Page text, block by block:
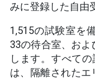
みに登録した自由
1,515の試験室を
33の待合室、お
します。すべて
は、隔離されたエ